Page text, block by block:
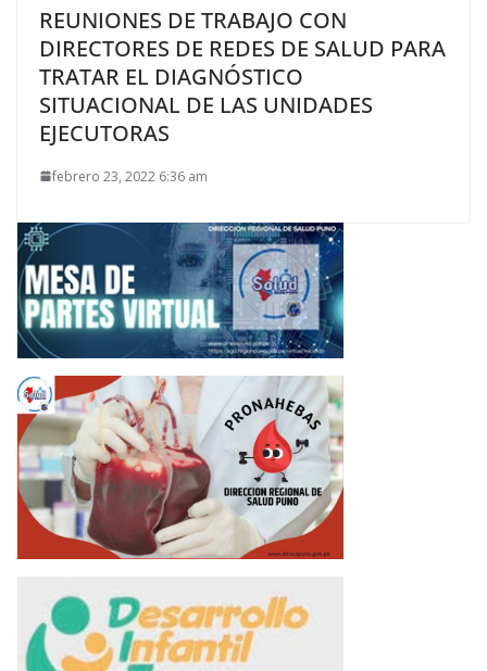
REUNIONES DE TRABAJO CON
DIRECTORES DE REDES DE SALUD PARA
TRATAR EL DIAGNÓSTICO
SITUACIONAL DE LAS UNIDADES
EJECUTORAS
febrero 23, 2022 6:36 am